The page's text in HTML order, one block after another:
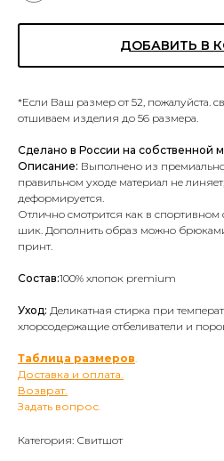
ДОБАВИТЬ В
*Если Ваш размер от 52, пожалуйста.
отшиваем изделия до 56 размера.
Сделано в России на собственной
Описание: Выполнено из
правильном уходе материал не
деформируется.
Отлично смотрится как в спортивном
шик. Дополнить образ можно
принт.
Состав:100% хлопок premium
Уход: Деликатная стирка при
хлорсодержащие отбеливатели и
Таблица размеров.
Доставка и оплата.
Возврат.
Задать вопрос.
Категория: Свитшот